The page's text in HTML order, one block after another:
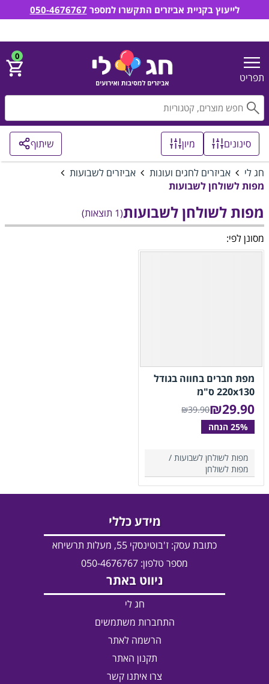
תפריט
0
סינונים מיון שיתוף
חג לי אביזרים לחגים ועונות
אביזרים לשבועות
מפות לשולחן לשבועות
מסונן לפי:
מפות לשולחן לשבועות(1 תוצאות)
מפת חברים בחווה בגודל
220x130 ס"מ
מפות לשולחן לשבועות /
מפות לשולחן
₪39.90 29.90
₪
לייעוץ בקניית אביזרים התקשרו למספר 050-4676767
מידע כללי
כתובת עסק: ז'בוטינסקי 55, מעלות תרשיחא
מספר טלפון: 050-4676767
ניווט באתר
חג לי
התחברות משתמשים
הרשמה לאתר
תקנון האתר
צרו איתנו קשר